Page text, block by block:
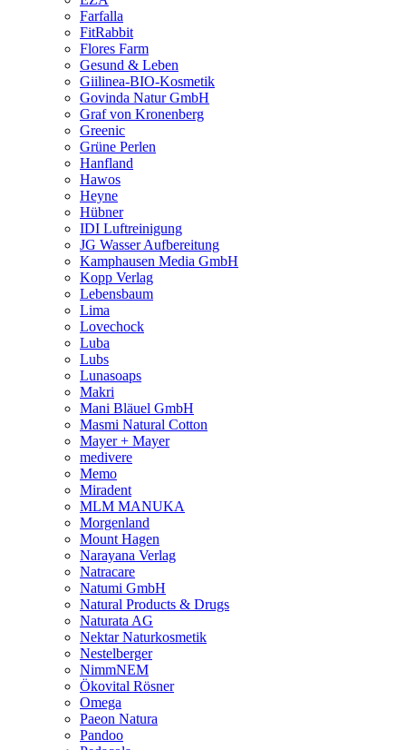
Farfalla
FitRabbit
Flores Farm
Gesund & Leben
Giilinea-BIO-Kosmetik
Govinda Natur GmbH
Graf von Kronenberg
Greenic
Grüne Perlen
Hanfland
Hawos
Heyne
Hübner
IDI Luftreinigung
JG Wasser Aufbereitung
Kamphausen Media GmbH
Kopp Verlag
Lebensbaum
Lima
Lovechock
Luba
Lubs
Lunasoaps
Makri
Mani Bläuel GmbH
Masmi Natural Cotton
Mayer + Mayer
medivere
Memo
Miradent
MLM MANUKA
Morgenland
Mount Hagen
Narayana Verlag
Natracare
Natumi GmbH
Natural Products & Drugs
Naturata AG
Nektar Naturkosmetik
Nestelberger
NimmNEM
Ökovital Rösner
Omega
Paeon Natura
Pandoo